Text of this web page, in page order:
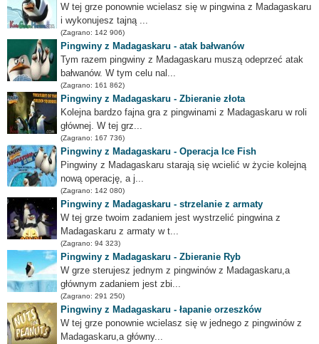
W tej grze ponownie wcielasz się w pingwina z Madagaskaru
i wykonujesz tajną ...
(Zagrano: 142 906)
Pingwiny z Madagaskaru - atak bałwanów
Tym razem pingwiny z Madagaskaru muszą odeprzeć atak
bałwanów. W tym celu nal...
(Zagrano: 161 862)
Pingwiny z Madagaskaru - Zbieranie złota
Kolejna bardzo fajna gra z pingwinami z Madagaskaru w roli
głównej. W tej grz...
(Zagrano: 167 736)
Pingwiny z Madagaskaru - Operacja Ice Fish
Pingwiny z Madagaskaru starają się wcielić w życie kolejną
nową operację, a j...
(Zagrano: 142 080)
Pingwiny z Madagaskaru - strzelanie z armaty
W tej grze twoim zadaniem jest wystrzelić pingwina z
Madagaskaru z armaty w t...
(Zagrano: 94 323)
Pingwiny z Madagaskaru - Zbieranie Ryb
W grze sterujesz jednym z pingwinów z Madagaskaru,a
głównym zadaniem jest zbi...
(Zagrano: 291 250)
Pingwiny z Madagaskaru - łapanie orzeszków
W tej grze ponownie wcielasz się w jednego z pingwinów z
Madagaskaru,a główny...